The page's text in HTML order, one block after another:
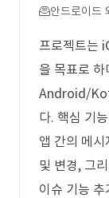
안드로이드
프로젝트는
을 목표로
Android/
다. 핵심 기
앱 간의 메
및 변경, 그
이슈 기능